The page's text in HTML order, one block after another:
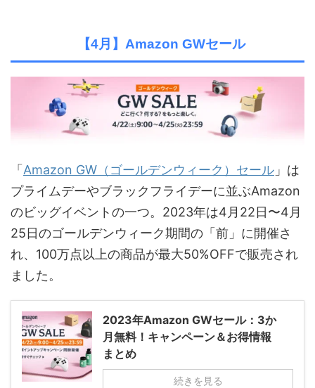
【4月】Amazon GWセール
「 Amazon GW（ゴールデンウィーク）セール 」は
プライムデーやブラックフライデーに並ぶAmazon
のビッグイベントの一つ。2023年は4月22日〜4月
25日のゴールデンウィーク期間の「前」に開催さ
れ、100万点以上の商品が最大50%OFFで販売され
ました。
2023年Amazon GWセール：3か
月無料！キャンペーン＆お得情報
まとめ
続きを見る